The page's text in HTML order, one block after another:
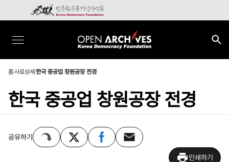
홈사료상세 한국 중공업 창원공장 전경
한국 중공업 창원공장 전경
공유하기
인쇄하기